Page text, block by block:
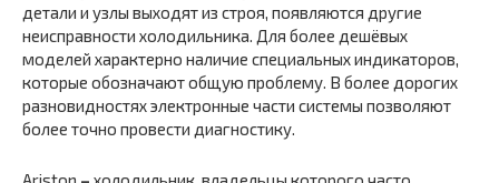
детали и узлы выходят из строя, появляются другие
неисправности холодильника. Для более дешёвых
моделей характерно наличие специальных индикаторов,
которые обозначают общую проблему. В более дорогих
разновидностях электронные части системы позволяют
более точно провести диагностику.